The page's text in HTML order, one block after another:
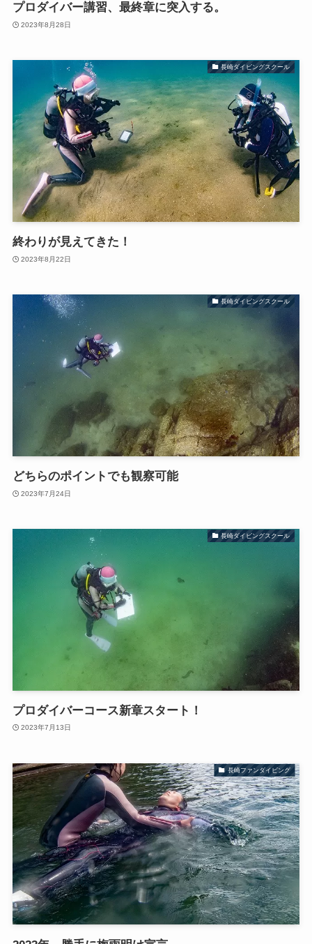
プロダイバー講習、最終章に突入する。
2023年8月28日
長崎ダイビングスクール
終わりが見えてきた！
2023年8月22日
長崎ダイビングスクール
どちらのポイントでも観察可能
2023年7月24日
長崎ダイビングスクール
プロダイバーコース新章スタート！
2023年7月13日
長崎ファンダイビング